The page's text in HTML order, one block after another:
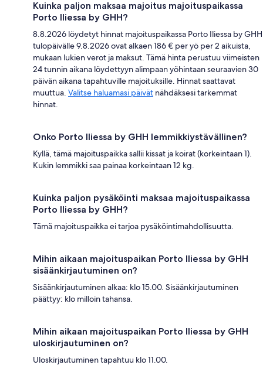
Kuinka paljon maksaa majoitus majoituspaikassa
Porto Iliessa by GHH?
8.8.2026 löydetyt hinnat majoituspaikassa Porto Iliessa by GHH
tulopäivälle 9.8.2026 ovat alkaen 186 € per yö per 2 aikuista,
mukaan lukien verot ja maksut. Tämä hinta perustuu viimeisten
24 tunnin aikana löydettyyn alimpaan yöhintaan seuraavien 30
päivän aikana tapahtuville majoituksille. Hinnat saattavat
muuttua. Valitse haluamasi päivät nähdäksesi tarkemmat
hinnat.
Onko Porto Iliessa by GHH lemmikkiystävällinen?
Kyllä, tämä majoituspaikka sallii kissat ja koirat (korkeintaan 1).
Kukin lemmikki saa painaa korkeintaan 12 kg.
Kuinka paljon pysäköinti maksaa majoituspaikassa
Porto Iliessa by GHH?
Tämä majoituspaikka ei tarjoa pysäköintimahdollisuutta.
Mihin aikaan majoituspaikan Porto Iliessa by GHH
sisäänkirjautuminen on?
Sisäänkirjautuminen alkaa: klo 15.00. Sisäänkirjautuminen
päättyy: klo milloin tahansa.
Mihin aikaan majoituspaikan Porto Iliessa by GHH
uloskirjautuminen on?
Uloskirjautuminen tapahtuu klo 11.00.